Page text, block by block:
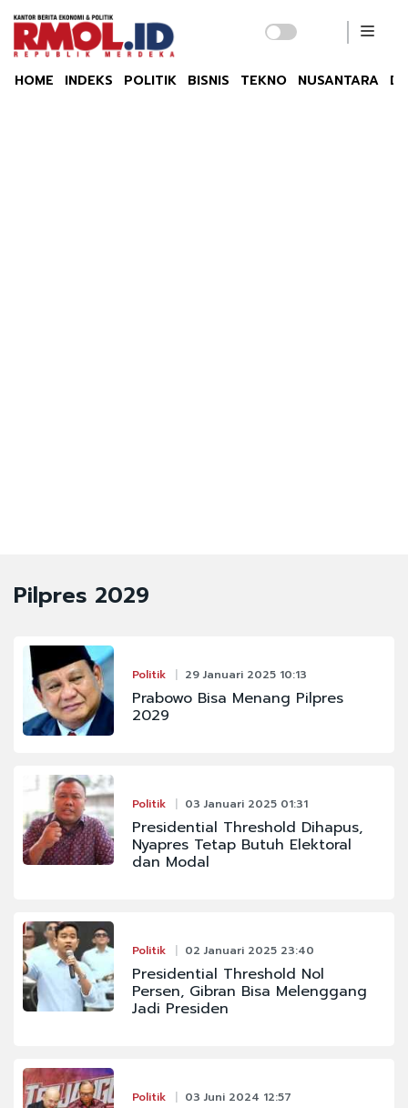
HOME INDEKS POLITIK BISNIS TEKNO NUSANTARA
Pilpres 2029
Politik 29 Januari 2025 10:13
Prabowo Bisa Menang Pilpres
2029
Politik 03 Januari 2025 01:31
Presidential Threshold Dihapus,
Nyapres Tetap Butuh Elektoral
dan Modal
Politik 02 Januari 2025 23:40
Presidential Threshold Nol
Persen, Gibran Bisa Melenggang
Jadi Presiden
Politik 03 Juni 2024 12:57